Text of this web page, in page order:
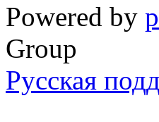
Powered by
Group
Русская